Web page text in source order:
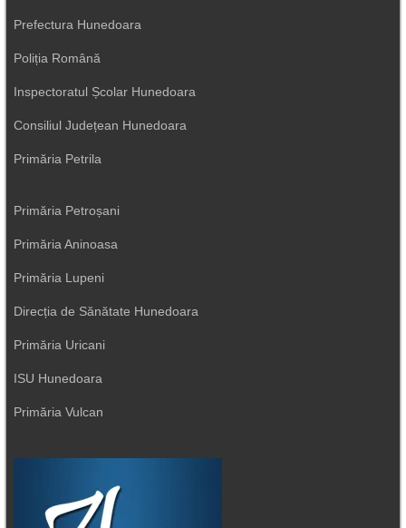
Prefectura Hunedoara
Poliția Română
Inspectoratul Școlar Hunedoara
Consiliul Județean Hunedoara
Primăria Petrila
Primăria Petroșani
Primăria Aninoasa
Primăria Lupeni
Direcția de Sănătate Hunedoara
Primăria Uricani
ISU Hunedoara
Primăria Vulcan